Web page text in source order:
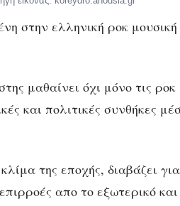
στην ελληνική ροκ
μαθαίνει όχι μόνο τις
και πολιτικές συνθήκες
της εποχής, διαβάζει
απο το εξωτερικό